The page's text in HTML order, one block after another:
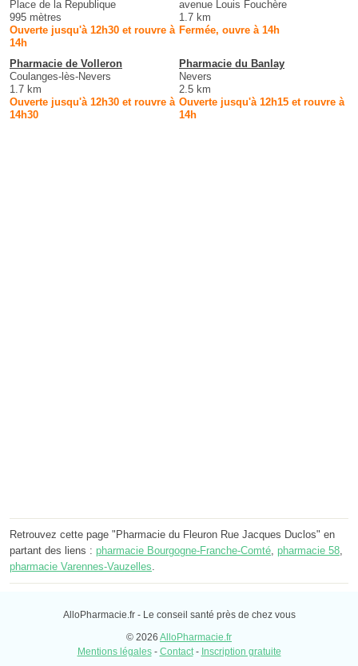
Place de la Republique
995 mètres
Ouverte jusqu'à 12h30 et rouvre à
14h
avenue Louis Fouchère
1.7 km
Fermée, ouvre à 14h
Pharmacie de Volleron
Coulanges-lès-Nevers
1.7 km
Ouverte jusqu'à 12h30 et rouvre à
14h30
Pharmacie du Banlay
Nevers
2.5 km
Ouverte jusqu'à 12h15 et rouvre à
14h
Retrouvez cette page "Pharmacie du Fleuron Rue Jacques Duclos" en
partant des liens : pharmacie Bourgogne-Franche-Comté pharmacie 58
pharmacie Varennes-Vauzelles
AlloPharmacie.fr - Le conseil santé près de chez vous
© 2026 AlloPharmacie.fr
Mentions légales- Contact- Inscription gratuite